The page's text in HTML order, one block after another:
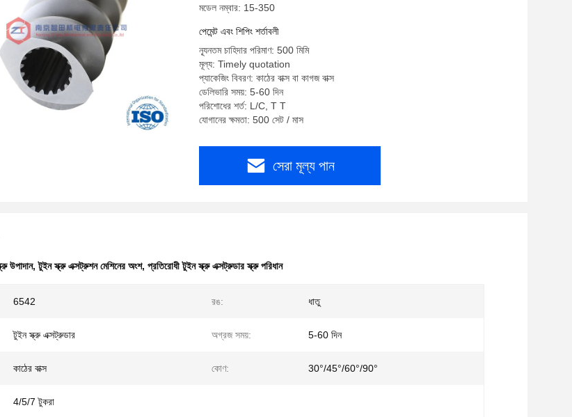
মডেল নম্বার: 15-350
পেমেন্ট এবং শিপিং শর্তাবলী
ন্যূনতম চাহিদার পরিমাণ: 500 মিমি
মূল্য: Timely quotation
প্যাকেজিং বিবরণ: কাঠের বাক্স বা কাগজ বাক্স
ডেলিভারি সময়: 5-60 দিন
পরিশোধের শর্ত: L/C, T T
যোগানের ক্ষমতা: 500 সেট / মাস
সেরা মূল্য পান
উপাদান,টুইন স্ক্রু এক্সট্রুশন মেশিনের অংশ, প্রতিরোধী টুইন স্ক্রু এক্সট্রুডার স্ক্রু পরিধান
6542 রঙ: ধাতু
টুইন স্ক্রু এক্সট্রুডার অগ্রজ সময়: 5-60 দিন
কাঠের বাক্স কোণ: 30°/45°/60°/90°
4/5/7 টুকরা